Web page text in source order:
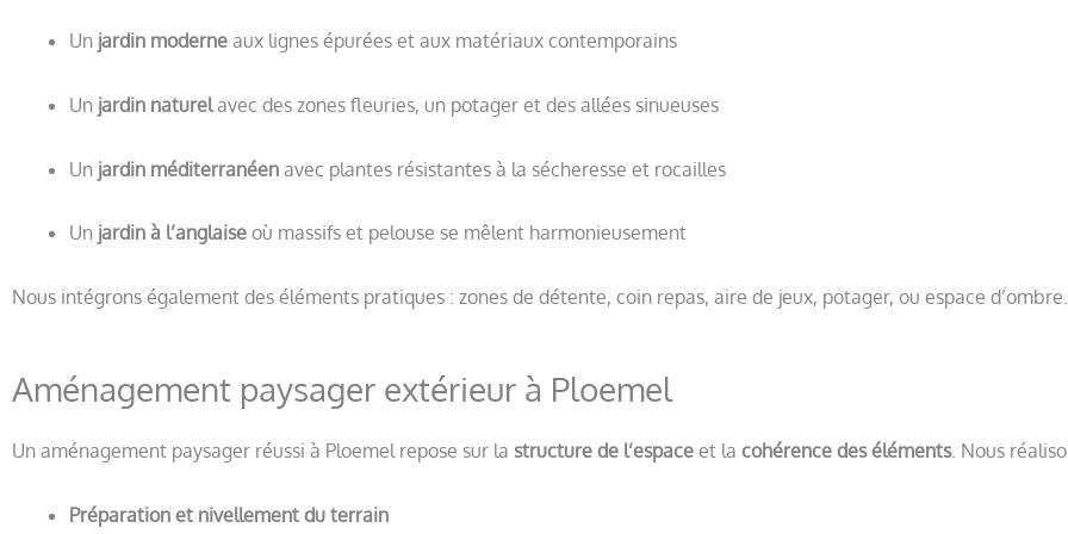
Un jardin moderne aux lignes épurées et aux matériaux contemporains
Un jardin naturelavec des zones fleuries, un potager et des allées sinueuses
Un jardin méditerranéen avec plantes résistantes à la sécheresse et rocailles
Un jardin à l’anglaise où massifs et pelouse se mêlent harmonieusement
Nous intégrons également des éléments pratiques : zones de détente, coin repas, aire de jeux, potager, ou espace d’ombre.
Aménagement paysager extérieur à Ploemel
Un aménagement paysager réussi à Ploemel repose sur la structure de l’espace et la cohérence des éléments. Nous
Préparation et nivellement du terrain